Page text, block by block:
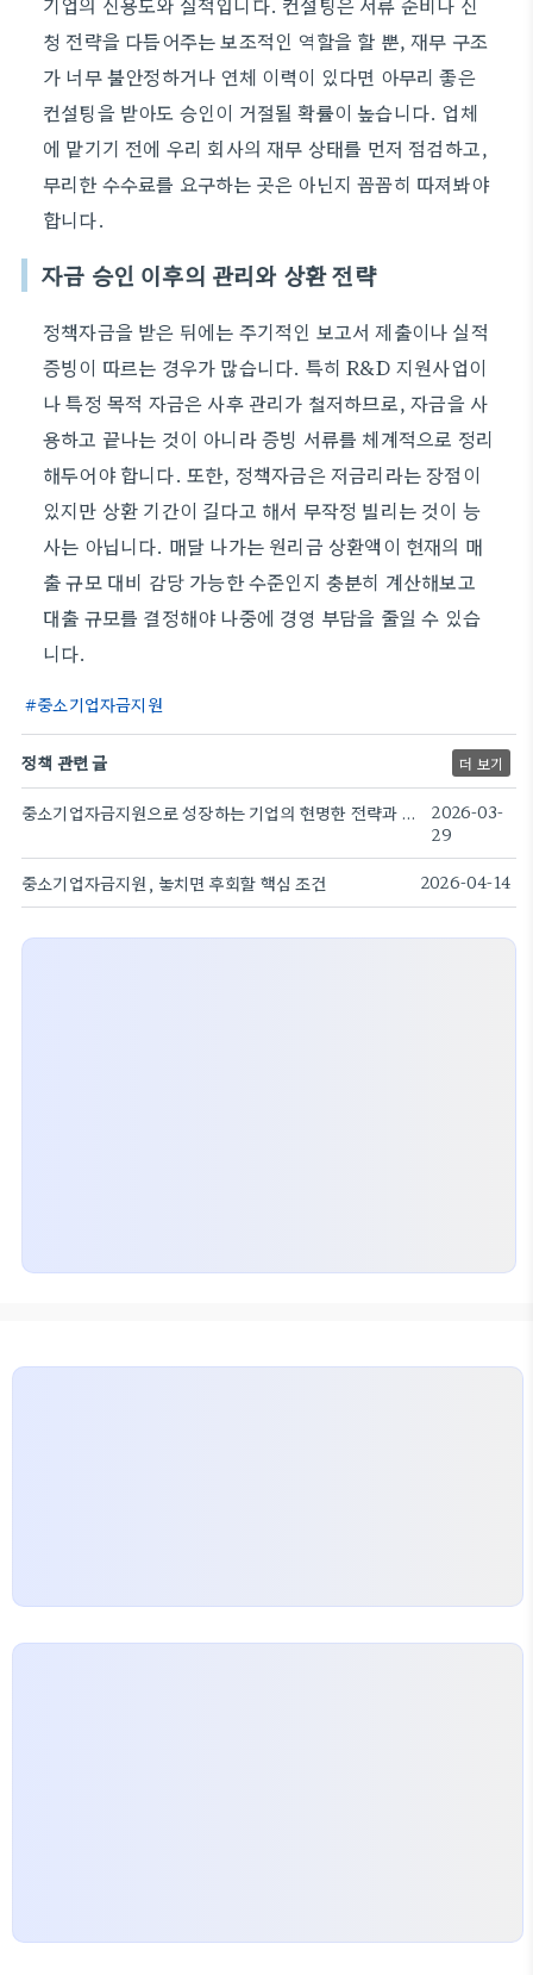
청 전략을 다듬어주는 보조적인 역할을 할 뿐, 재무 구조
가 너무 불안정하거나 연체 이력이 있다면 아무리 좋은
컨설팅을 받아도 승인이 거절될 확률이 높습니다. 업체
에 맡기기 전에 우리 회사의 재무 상태를 먼저 점검하고,
무리한 수수료를 요구하는 곳은 아닌지 꼼꼼히 따져봐야
합니다.
자금 승인 이후의 관리와 상환 전략
정책자금을 받은 뒤에는 주기적인 보고서 제출이나 실적
증빙이 따르는 경우가 많습니다. 특히 R&D 지원사업이
나 특정 목적 자금은 사후 관리가 철저하므로, 자금을 사
용하고 끝나는 것이 아니라 증빙 서류를 체계적으로 정리
해두어야 합니다. 또한, 정책자금은 저금리라는 장점이
있지만 상환 기간이 길다고 해서 무작정 빌리는 것이 능
사는 아닙니다. 매달 나가는 원리금 상환액이 현재의 매
출 규모 대비 감당 가능한 수준인지 충분히 계산해보고
대출 규모를 결정해야 나중에 경영 부담을 줄일 수 있습
니다.
중소기업자금지원
정책 관련 글 더 보기
중소기업자금지원으로 성장하는 기업의 현명한 전략과 실제 활용법
2026-03-
29
중소기업자금지원, 놓치면 후회할 핵심 조건 2026-04-14